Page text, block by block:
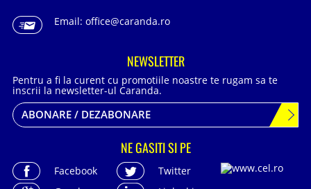
Email: office@caranda.ro
NEWSLETTER
Pentru a fi la curent cu promotiile noastre te rugam sa te
inscrii la newsletter-ul Caranda.
ABONARE / DEZABONARE
NE GASITI SI PE
Facebook
Twitter